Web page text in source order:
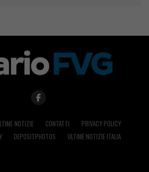
NOTIZIE CONTATTI
PRIVACY POLICY
DEPOSITPHOTOS ULTIME NOTIZIE ITALIA